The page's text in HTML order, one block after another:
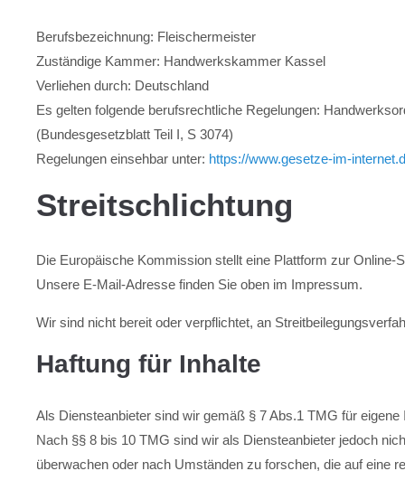
Berufsbezeichnung: Fleischermeister
Zuständige Kammer: Handwerkskammer Kassel
Verliehen durch: Deutschland
Es gelten folgende berufsrechtliche Regelungen:
(Bundesgesetzblatt Teil I, S 3074)
Regelungen einsehbar unter: https://www.gesetze-im-
Streitschlichtung
Die Europäische Kommission stellt eine Plattform zur Online-
Unsere E-Mail-Adresse finden Sie oben im Impressum.
Wir sind nicht bereit oder verpflichtet, an
Haftung für Inhalte
Als Diensteanbieter sind wir gemäß § 7 Abs.1 TMG für
Nach §§ 8 bis 10 TMG sind wir als Diensteanbieter jedoch
überwachen oder nach Umständen zu forschen, die auf eine